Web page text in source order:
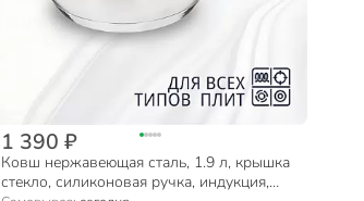
1 390 ₽
Ковш нержавеющая сталь, 1.9 л, крышка
стекло, силиконовая ручка, индукция,